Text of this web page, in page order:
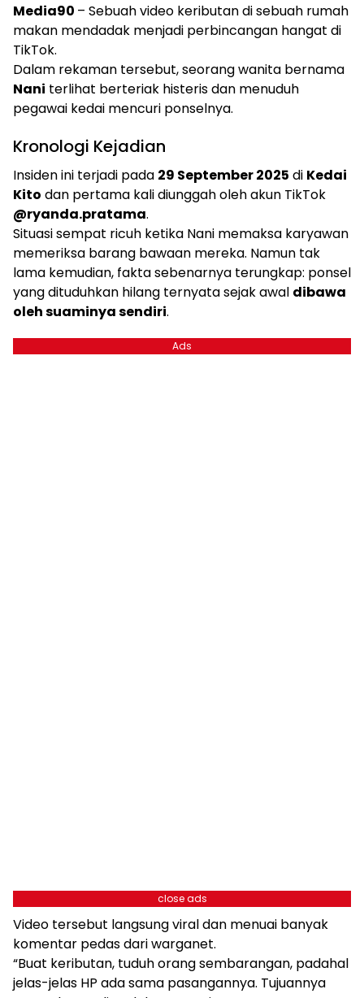
Media90 – Sebuah video keributan di sebuah rumah
makan mendadak menjadi perbincangan hangat di
TikTok.
Dalam rekaman tersebut, seorang wanita bernama
Nani terlihat berteriak histeris dan menuduh
pegawai kedai mencuri ponselnya.
Kronologi Kejadian
Insiden ini terjadi pada 29 September 2025 di Kedai
Kito dan pertama kali diunggah oleh akun TikTok
@ryanda.pratama.
Situasi sempat ricuh ketika Nani memaksa karyawan
memeriksa barang bawaan mereka. Namun tak
lama kemudian, fakta sebenarnya terungkap: ponsel
yang dituduhkan hilang ternyata sejak awal dibawa
oleh suaminya sendiri.
Ads
close ads
Video tersebut langsung viral dan menuai banyak
komentar pedas dari warganet.
“Buat keributan, tuduh orang sembarangan, padahal
jelas-jelas HP ada sama pasangannya. Tujuannya